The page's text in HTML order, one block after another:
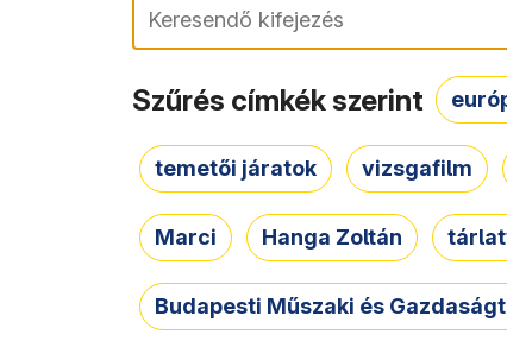
Keresés
Szűrés címkék szerint
temetői járatok vizsgafilm
Marci Hanga Zoltán
Budapesti Műszaki és